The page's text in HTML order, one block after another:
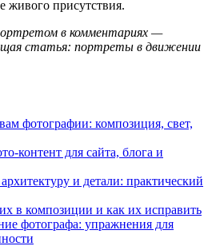
живого присутствия.
в комментариях —
статья: портреты в движении
фотографии: композиция, свет,
контент для сайта, блога и
и детали: практический
в композиции и как их исправить
фотографа: упражнения для